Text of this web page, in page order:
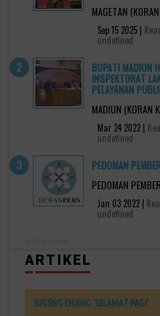
MAGETAN
Sep 15 2025 |
undefined
BUPATI MADIUN
INSPEKTORAT
PELAYANAN
MADIUN (KORAN
Mar 24 2022 |
undefined
PEDOMAN
PEDOMAN
Jan 03 2022 |
undefined
ARTIKEL
SUGENG ENJING ‘SELAMAT PAGI’